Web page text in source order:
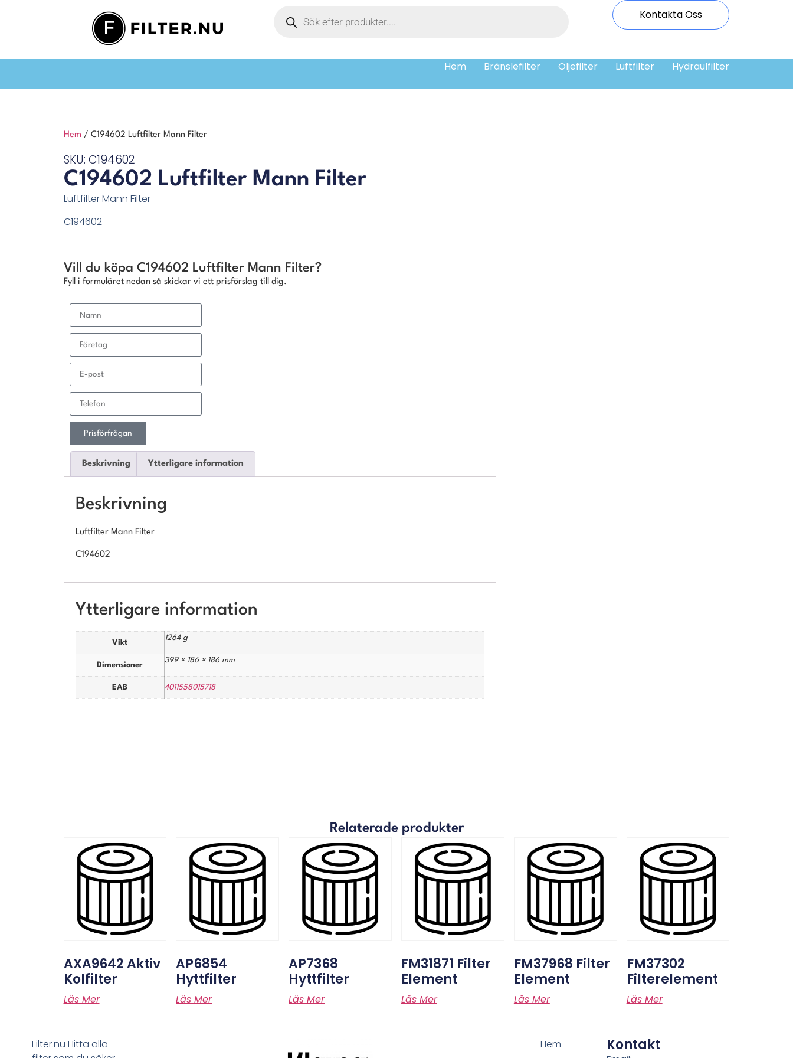
Kontakta Oss
Hem Bränslefilter Oljefilter Luftfilter Hydraulfilter
Hem / C194602 Luftfilter Mann Filter
SKU: C194602
C194602 Luftfilter Mann Filter
Luftfilter Mann Filter
C194602
Vill du köpa C194602 Luftfilter Mann Filter?
Fyll i formuläret nedan så skickar vi ett prisförslag till dig.
Prisförfrågan
Beskrivning Ytterligare information
Beskrivning
Luftfilter Mann Filter
C194602
Ytterligare information
Vikt
1264 g
Dimensioner
399 × 186 × 186 mm
EAB 4011558015718
Relaterade produkter
AXA9642 Aktiv
Kolfilter
Läs Mer
AP6854
Hyttfilter
Läs Mer
AP7368
Hyttfilter
Läs Mer
FM31871 Filter
Element
Läs Mer
FM37968 Filter
Element
Läs Mer
FM37302
Filterelement
Läs Mer
Filter.nu Hitta alla
Hem
Kontakt